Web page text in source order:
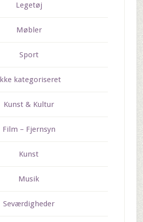
Legetøj
Møbler
Sport
kategoriseret
Kunst & Kultur
Film – Fjernsyn
Kunst
Musik
Seværdigheder